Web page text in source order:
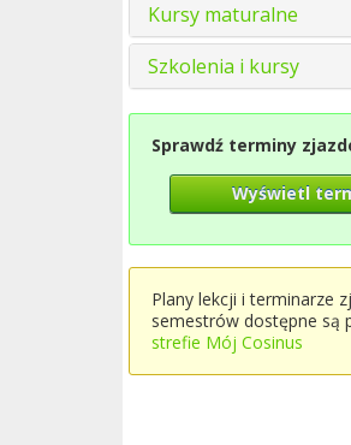
Kursy maturalne
Szkolenia i kursy
Sprawdź terminy
Wyświetl
Plany lekcji i terminarze
semestrów dostępne są
strefie Mój Cosinus